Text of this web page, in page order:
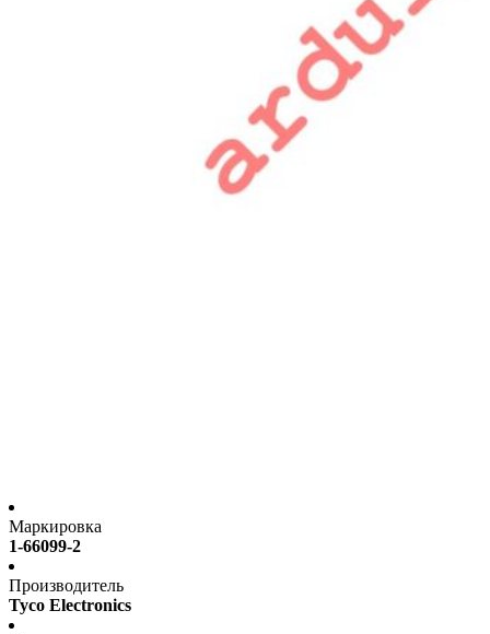
Маркировка
1-66099-2
Производитель
Tyco Electronics